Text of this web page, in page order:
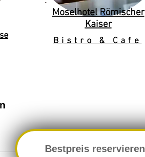
Bestpreis reservieren
Moselhotel Römischer
Kaiser
Bistro & Cafe